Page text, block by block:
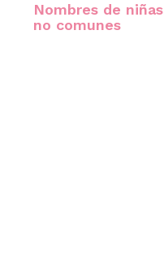
Nombres de niñas
no comunes